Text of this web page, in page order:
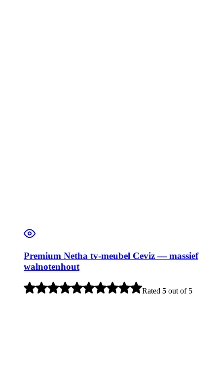
Premium Netha tv-meubel Ceviz — massief
walnotenhout
Rated 5 out of 5